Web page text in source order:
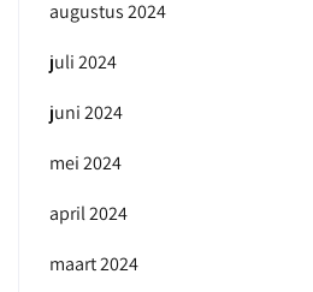
augustus 2024
juli 2024
juni 2024
mei 2024
april 2024
maart 2024